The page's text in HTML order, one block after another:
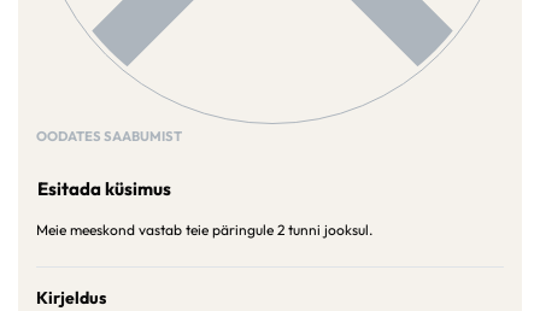
OODATES SAABUMIST
Esitada küsimus
Meie meeskond vastab teie päringule 2 tunni jooksul.
Kirjeldus